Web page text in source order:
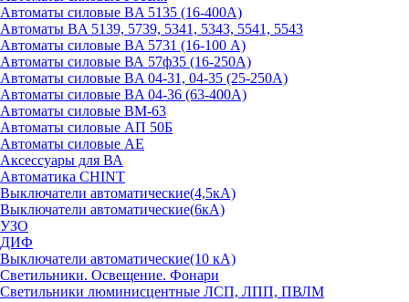
Автоматы силовые BA 5135 (16-400А)
Автоматы BA 5139, 5739, 5341, 5343, 5541, 5543
Автоматы силовые BA 5731 (16-100 А)
Автоматы силовые ВА 57ф35 (16-250А)
Автоматы силовые BA 04-31, 04-35 (25-250А)
Автоматы силовые BA 04-36 (63-400А)
Автоматы силовые ВМ-63
Автоматы силовые АП 50Б
Автоматы силовые АЕ
Аксессуары для ВА
Автоматика CHINT
Выключатели автоматические(4,5кА)
Выключатели автоматические(6кА)
УЗО
ДИФ
Выключатели автоматические(10 кА)
Светильники. Освещение. Фонари
Светильники люминисцентные ЛСП, ЛПП, ПВЛМ